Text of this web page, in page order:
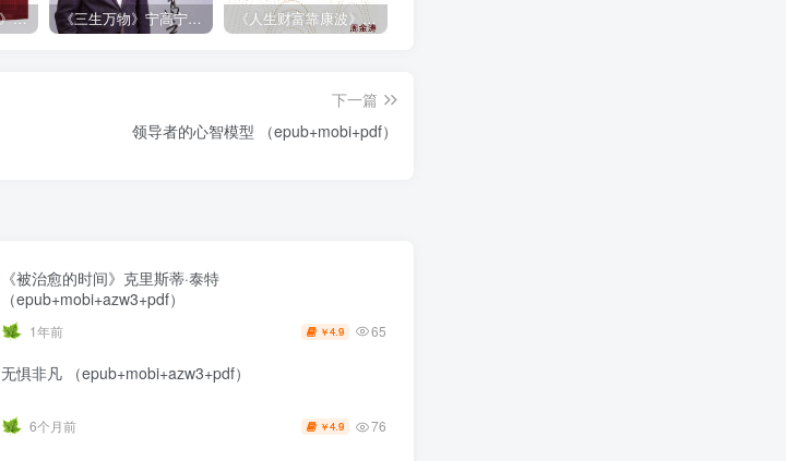
《周梅森作品全集》[共30册] 《三生万物》宁高宁（epub+mobi+azw3+pdf） 《人生财富靠康波》波动周期论（epub+mobi+azw3+pdf）
下一篇
领导者的心智模型 （epub+mobi+pdf）
《被治愈的时间》克里斯蒂·泰特
（epub+mobi+azw3+pdf）
1年前 ￥4.9 65
无惧非凡 （epub+mobi+azw3+pdf）
6个月前 ￥4.9 76